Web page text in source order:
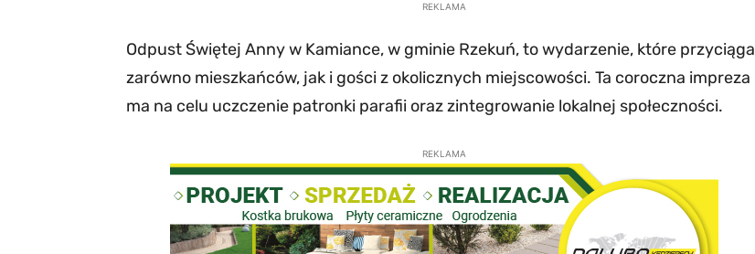
REKLAMA
Odpust Świętej Anny w Kamiance, w gminie Rzekuń, to wydarzenie, które przyciąga
zarówno mieszkańców, jak i gości z okolicznych miejscowości. Ta coroczna impreza
ma na celu uczczenie patronki parafii oraz zintegrowanie lokalnej społeczności.
REKLAMA